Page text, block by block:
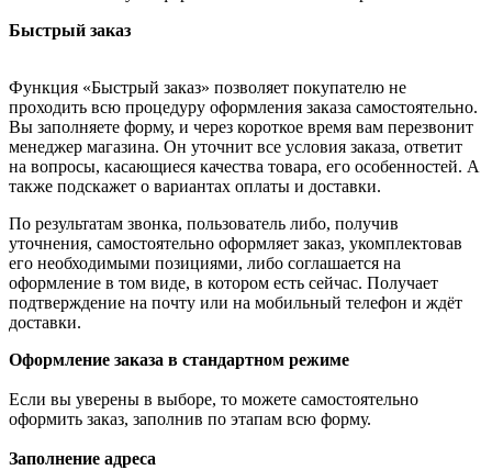
Быстрый заказ
Функция «Быстрый заказ» позволяет покупателю не
проходить всю процедуру оформления заказа самостоятельно.
Вы заполняете форму, и через короткое время вам перезвонит
менеджер магазина. Он уточнит все условия заказа, ответит
на вопросы, касающиеся качества товара, его особенностей. А
также подскажет о вариантах оплаты и доставки.
По результатам звонка, пользователь либо, получив
уточнения, самостоятельно оформляет заказ, укомплектовав
его необходимыми позициями, либо соглашается на
оформление в том виде, в котором есть сейчас. Получает
подтверждение на почту или на мобильный телефон и ждёт
доставки.
Оформление заказа в стандартном режиме
Если вы уверены в выборе, то можете самостоятельно
оформить заказ, заполнив по этапам всю форму.
Заполнение адреса